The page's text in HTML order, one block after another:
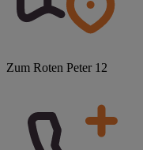
Zum Roten Peter 12